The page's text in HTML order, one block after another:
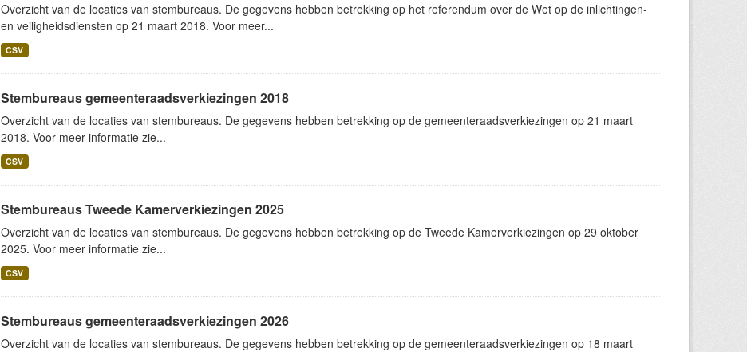
Overzicht van de locaties van stembureaus. De gegevens hebben betrekking op het referendum over de Wet op de inlichtingen-
en veiligheidsdiensten op 21 maart 2018. Voor meer...
CSV
Stembureaus gemeenteraadsverkiezingen 2018
Overzicht van de locaties van stembureaus. De gegevens hebben betrekking op de gemeenteraadsverkiezingen op 21 maart
2018. Voor meer informatie zie...
CSV
Stembureaus Tweede Kamerverkiezingen 2025
Overzicht van de locaties van stembureaus. De gegevens hebben betrekking op de Tweede Kamerverkiezingen op 29 oktober
2025. Voor meer informatie zie...
CSV
Stembureaus gemeenteraadsverkiezingen 2026
Overzicht van de locaties van stembureaus. De gegevens hebben betrekking op de gemeenteraadsverkiezingen op 18 maart